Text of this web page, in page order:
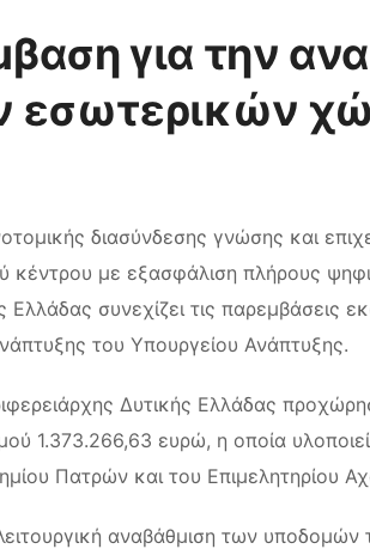
για την
εσωτερικών
διασύνδεσης γνώσης και
κέντρου με εξασφάλιση πλήρους
Ελλάδας συνεχίζει τις
του Υπουργείου Ανάπτυξης.
Δυτικής Ελλάδας
1.373.266,63 ευρώ, η οποία
Πατρών και του Επιμελητηρίου
αναβάθμιση των υποδομών